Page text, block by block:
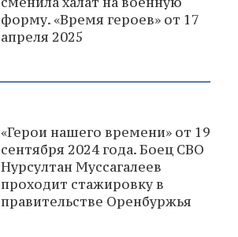
форму. «Время героев» от 17
апреля 2025
«Герои нашего времени» от 19
сентября 2024 года. Боец СВО
Нурсултан Муссагалеев
проходит стажировку в
правительстве Оренбуржья